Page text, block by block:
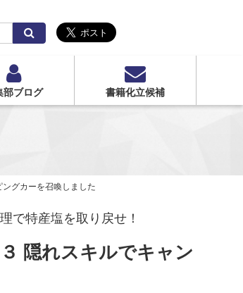
索
部ブログ 書籍化立候補
グカーを召喚しました
で特産塩を取り戻せ！
隠れスキルでキャン